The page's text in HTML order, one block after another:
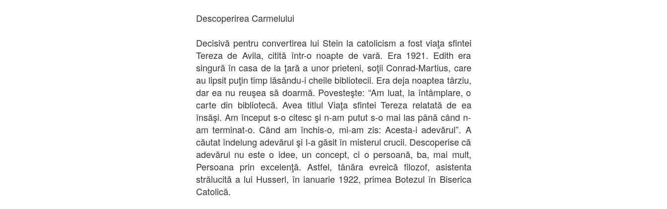
Descoperirea Carmelului
Decisivă pentru convertirea lui Stein la catolicism a fost viaţa sfintei
Tereza de Avila, citită într-o noapte de vară. Era 1921. Edith era
singură în casa de la ţară a unor prieteni, soţii Conrad-Martius, care
au lipsit puţin timp lăsându-i cheile bibliotecii. Era deja noaptea târziu,
dar ea nu reuşea să doarmă. Povesteşte: “Am luat, la întâmplare, o
carte din bibliotecă. Avea titlul Viaţa sfintei Tereza relatată de ea
însăşi. Am început s-o citesc şi n-am putut s-o mai las până când n-
am terminat-o. Când am închis-o, mi-am zis: Acesta-i adevărul”. A
căutat îndelung adevărul şi l-a găsit în misterul crucii. Descoperise că
adevărul nu este o idee, un concept, ci o persoană, ba, mai mult,
Persoana prin excelenţă. Astfel, tânăra evreică filozof, asistenta
strălucită a lui Husserl, în ianuarie 1922, primea Botezul în Biserica
Catolică.